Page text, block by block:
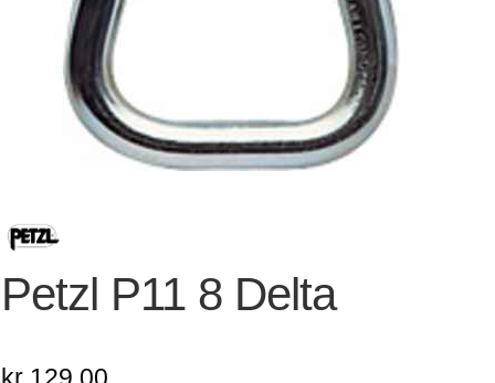
Petzl P11 8 Delta